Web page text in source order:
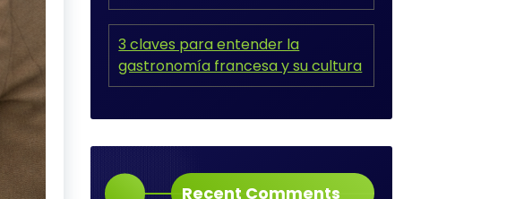
3 claves para entender la
gastronomía francesa y su cultura
Recent Comments